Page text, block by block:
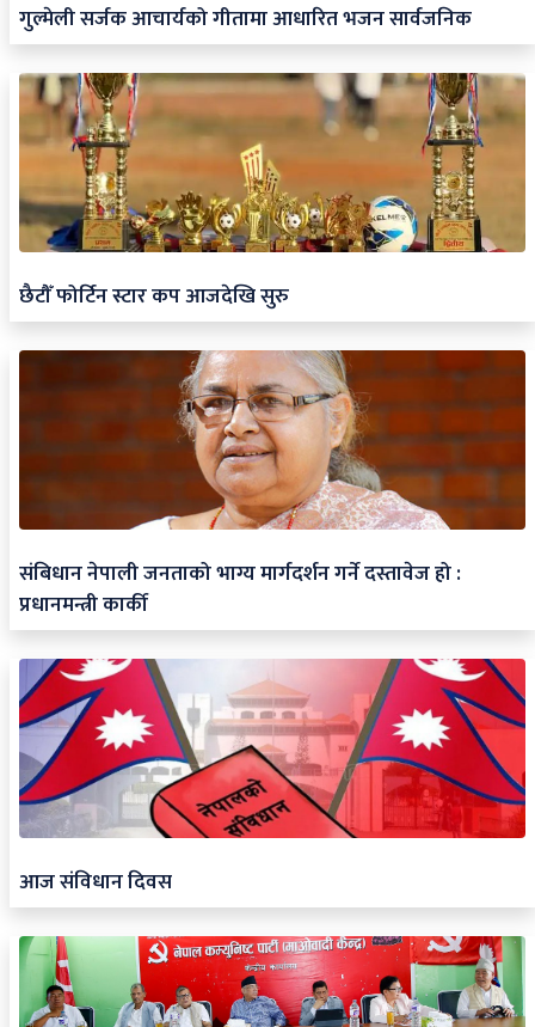
गुल्मेली सर्जक आचार्यको गीतामा आधारित भजन सार्वजनिक
छैटौँ फोर्टिन स्टार कप आजदेखि सुरु
संबिधान नेपाली जनताको भाग्य मार्गदर्शन गर्ने दस्तावेज हो :
प्रधानमन्त्री कार्की
आज संविधान दिवस